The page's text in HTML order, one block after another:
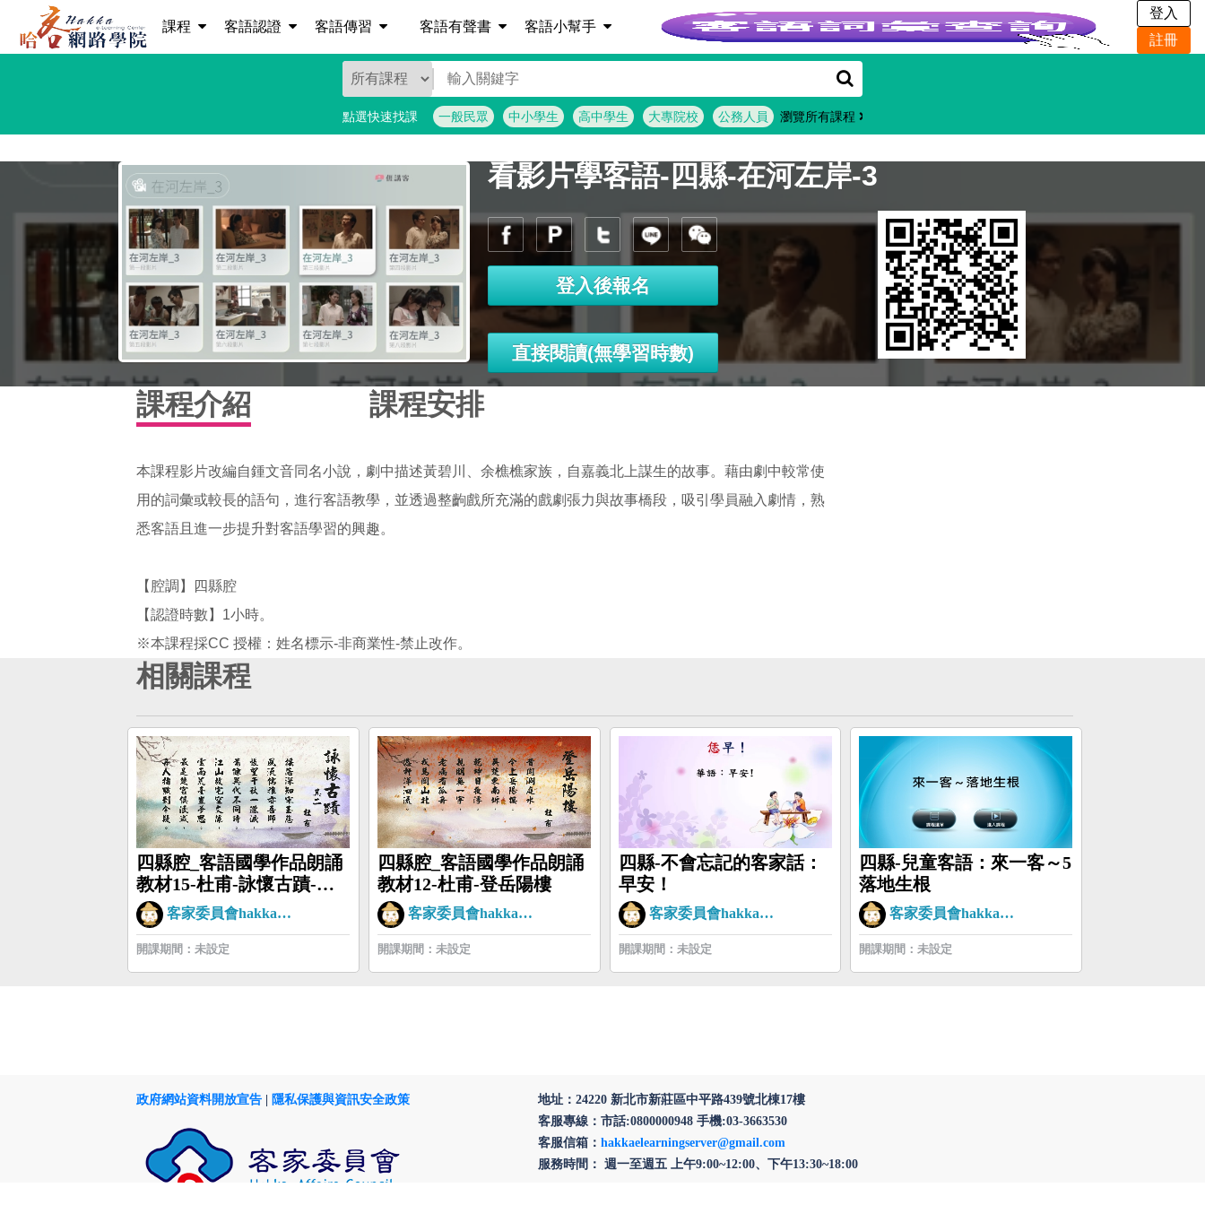
課程 客語認證 客語傳習 客語有聲書 客語小幫手
客語詞彙查詢
點選快速找課 一般民眾 中小學生 高中學生 大專院校 公務人員 瀏覽所有課程
看影片學客語-四縣-在河左岸-3
登入後報名
直接閱讀(無學習時數)
課程介紹 課程安排
本課程影片改編自鍾文音同名小說，劇中描述黃碧川、余樵樵家族，自嘉義北上謀生的故事。藉由劇中較常使
用的詞彙或較長的語句，進行客語教學，並透過整齣戲所充滿的戲劇張力與故事橋段，吸引學員融入劇情，熟
悉客語且進一步提升對客語學習的興趣。
【腔調】四縣腔
【認證時數】1小時。
相關課程
四縣腔_客語國學作品朗誦
教材15-杜甫-詠懷古蹟-其
二
客家委員會hakkaman
開課期間：未設定
四縣腔_客語國學作品朗誦
教材12-杜甫-登岳陽樓
客家委員會hakkaman
開課期間：未設定
四縣-不會忘記的客家話：
早安！
客家委員會hakkaman
開課期間：未設定
四縣-兒童客語：來一客～5
落地生根
客家委員會hakkaman
開課期間：未設定
政府網站資料開放宣告 隱私保護與資訊安全政策
地址：24220 新北市新莊區中平路439號北棟17樓
客服專線：市話:0800000948 手機:03-3663530
客服信箱： hakkaelearningserver@gmail.com
服務時間： 週一至週五 上午9:00~12:00、下午13:30~18:00